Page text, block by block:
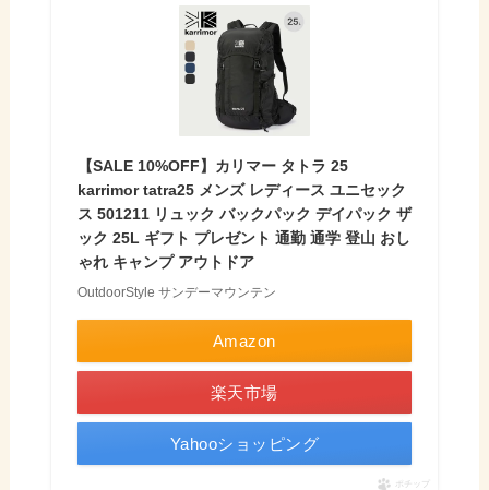
【SALE 10%OFF】カリマー タトラ 25
karrimor tatra25 メンズ レディース ユニセック
ス 501211 リュック バックパック デイパック ザ
ック 25L ギフト プレゼント 通勤 通学 登山 おし
ゃれ キャンプ アウトドア
OutdoorStyle サンデーマウンテン
Amazon
楽天市場
Yahooショッピング
ポチップ